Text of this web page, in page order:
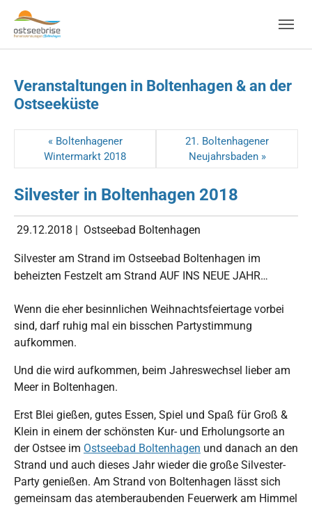
Skip to main navigation
Zum Hauptinhalt springen
Skip to page footer
Veranstaltungen in Boltenhagen & an der
Ostseeküste
« Boltenhagener
Wintermarkt 2018
21. Boltenhagener
Neujahrsbaden »
Silvester in Boltenhagen 2018
29.12.2018 | Ostseebad Boltenhagen
Silvester am Strand im Ostseebad Boltenhagen im
beheizten Festzelt am Strand AUF INS NEUE JAHR…
Wenn die eher besinnlichen Weihnachtsfeiertage vorbei
sind, darf ruhig mal ein bisschen Partystimmung
aufkommen.
Und die wird aufkommen, beim Jahreswechsel lieber am
Meer in Boltenhagen.
Erst Blei gießen, gutes Essen, Spiel und Spaß für Groß &
Klein in einem der schönsten Kur- und Erholungsorte an
der Ostsee im Ostseebad Boltenhagen und danach an den
Strand und auch dieses Jahr wieder die große Silvester-
Party genießen. Am Strand von Boltenhagen lässt sich
gemeinsam das atemberaubenden Feuerwerk am Himmel